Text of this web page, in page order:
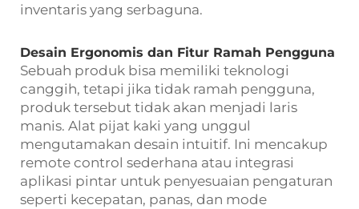
inventaris yang serbaguna.
Desain Ergonomis dan Fitur Ramah Pengguna
Sebuah produk bisa memiliki teknologi
canggih, tetapi jika tidak ramah pengguna,
produk tersebut tidak akan menjadi laris
manis. Alat pijat kaki yang unggul
mengutamakan desain intuitif. Ini mencakup
remote control sederhana atau integrasi
aplikasi pintar untuk penyesuaian pengaturan
seperti kecepatan, panas, dan mode